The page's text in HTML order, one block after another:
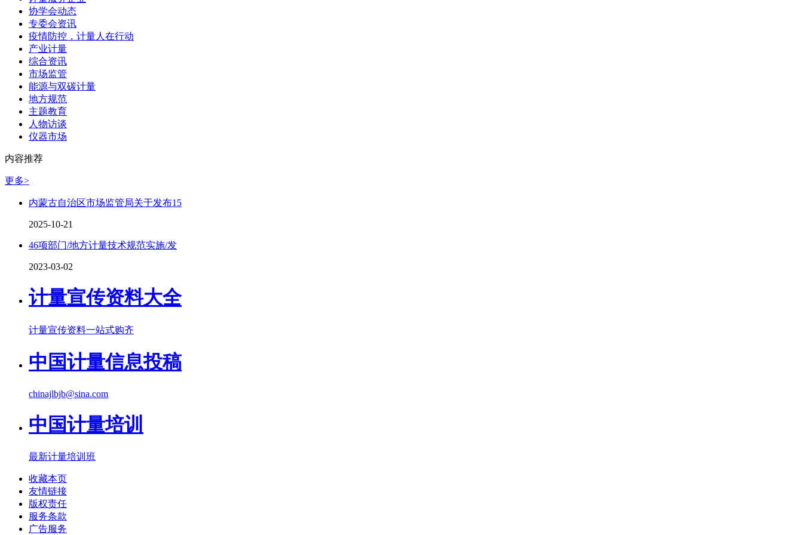
协学会动态
专委会资讯
疫情防控，计量人在行动
产业计量
综合资讯
市场监管
能源与双碳计量
地方规范
主题教育
人物访谈
仪器市场
内容推荐
更多>
内蒙古自治区市场监管局关于发布15
2025-10-21
46项部门/地方计量技术规范实施/发
2023-03-02
计量宣传资料大全
计量宣传资料一站式购齐
中国计量信息投稿
chinajlbjb@sina.com
中国计量培训
最新计量培训班
收藏本页
友情链接
版权责任
服务条款
广告服务